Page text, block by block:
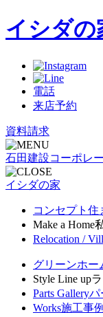
イシダの
電話
来店予約
資料請求
石田建設コーポレ
イシダの家
コンセプト 住
Make a Home
Relocation /
グリーンホー
Style Line up
Parts Galleryパ
Works施工事例